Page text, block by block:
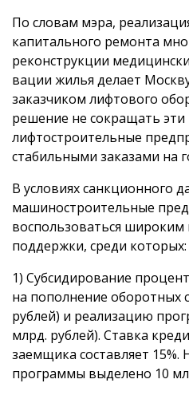
По словам мэра,
капи­таль­ного ремонта
реконструкции
вации жилья делает
заказчиком лифтового
решение не сокращать
лифтостроительные
стабильными заказами на
В условиях санкционного
машиностроительные
воспользоваться
поддержки, среди которых:
1) Субсидирование
на пополнение оборотных
рублей) и реализацию
млрд. рублей). Ставка
заемщика составляет
программы выделено 10